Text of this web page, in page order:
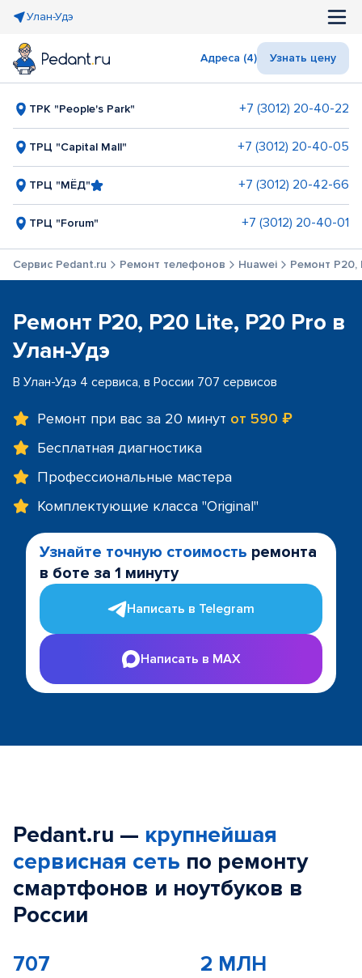
Улан-Удэ
Адреса (4) Узнать цену
ТРК "People's Park" +7 (3012) 20-40-22
ТРЦ "Capital Mall" +7 (3012) 20-40-05
ТРЦ "МЁД" +7 (3012) 20-42-66
ТРЦ "Forum" +7 (3012) 20-40-01
Сервис Pedant.ru Ремонт телефонов Huawei Ремонт P20,
Ремонт P20, P20 Lite, P20 Pro в
Улан-Удэ
В Улан-Удэ 4 сервиса, в России 707 сервисов
Ремонт при вас за 20 минут от 590 ₽
Бесплатная диагностика
Профессиональные мастера
Комплектующие класса "Original"
Узнайте точную стоимость ремонта
в боте за 1 минуту
Написать в Telegram
Написать в MAX
Pedant.ru — крупнейшая
сервисная сеть по ремонту
смартфонов и ноутбуков в
России
707 2 МЛН